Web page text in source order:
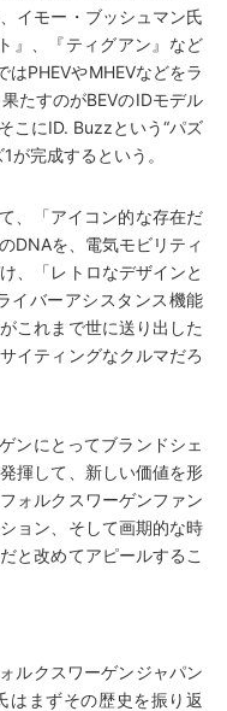
イモー・ブッシュマン氏
』、『ティグアン』など
PHEVやMHEVなどをラ
たすのがBEVのIDモデル
こにID. Buzzという“パズ
が完成するという。
、「アイコン的な存在だ
DNAを、電気モビリティ
、「レトロなデザインと
イバーアシスタンス機能
これまで世に送り出した
イティングなクルマだろ
ンにとってブランドシェ
揮して、新しい価値を形
ォルクスワーゲンファン
ョン、そして画期的な時
と改めてアピールするこ
ルクスワーゲンジャパン
はまずその歴史を振り返